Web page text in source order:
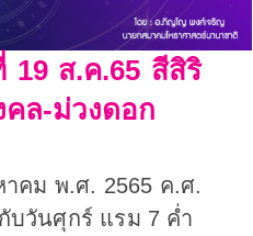
19 ส.ค.65 สีสิริ
ล-ม่วงดอก
คม พ.ศ. 2565 ค.ศ.
บวันศุกร์ แรม 7 ค่ำ